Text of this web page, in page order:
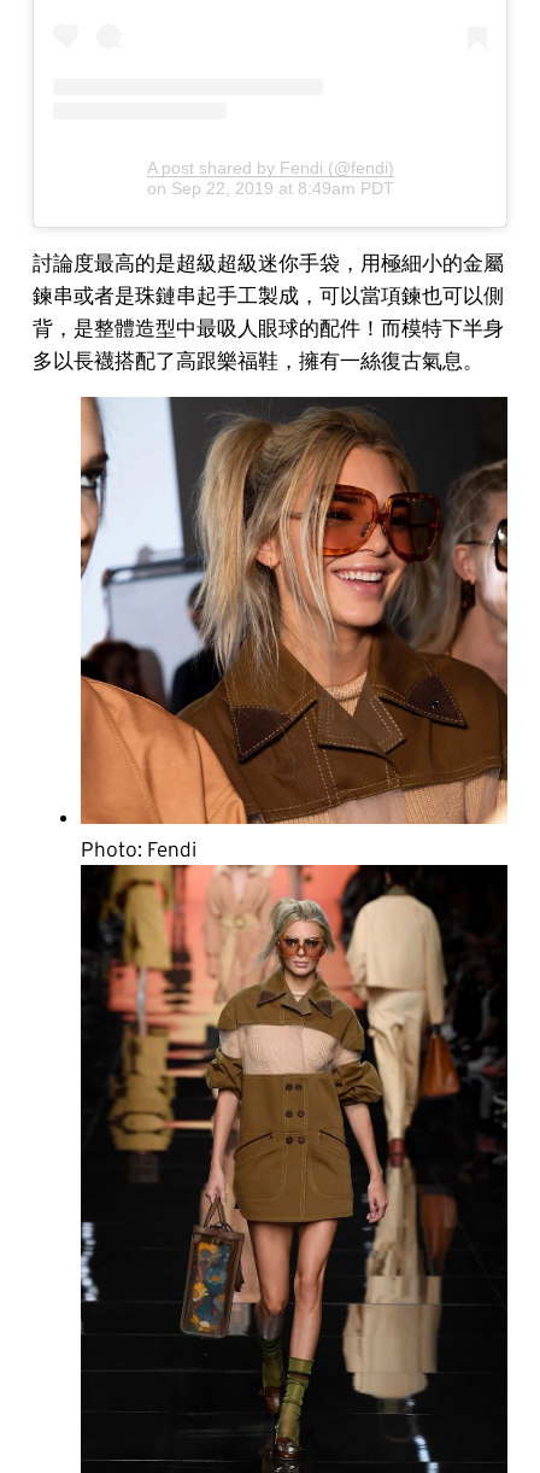
A post shared by Fendi (@fendi)
on Sep 22, 2019 at 8:49am PDT
討論度最高的是超級超級迷你手袋，用極細小的金屬
鍊串或者是珠鏈串起手工製成，可以當項鍊也可以側
背，是整體造型中最吸人眼球的配件！而模特下半身
多以長襪搭配了高跟樂福鞋，擁有一絲復古氣息。
Photo: Fendi